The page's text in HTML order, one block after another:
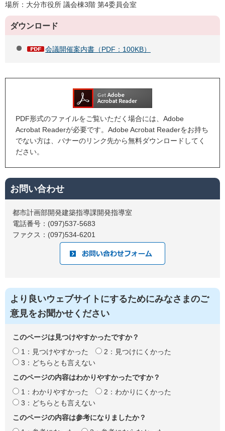
場所：大分市役所 議会棟3階 第4委員会室
ダウンロード
会議開催案内書（PDF：100KB）
PDF形式のファイルをご覧いただく場合には、Adobe
Acrobat Readerが必要です。Adobe Acrobat Readerをお持ち
でない方は、バナーのリンク先から無料ダウンロードしてく
ださい。
お問い合わせ
都市計画部開発建築指導課開発指導室
電話番号：(097)537-5683
ファクス：(097)534-6201
より良いウェブサイトにするためにみなさまのご
意見をお聞かせください
このページは見つけやすかったですか？
1：見つけやすかった
2：見つけにくかった
3：どちらとも言えない
このページの内容はわかりやすかったですか？
1：わかりやすかった
2：わかりにくかった
3：どちらとも言えない
このページの内容は参考になりましたか？